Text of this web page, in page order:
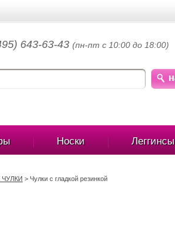
643-63-43 (пн-пт с 10:00 до 18:00)
Носки Леггинсы
> Чулки с гладкой резинкой